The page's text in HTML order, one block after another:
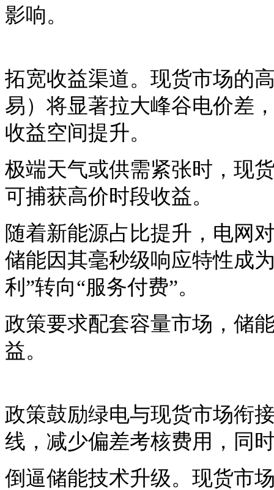
影响。
拓宽收益渠道。现货市场的
易）将显著拉大峰谷电价差
收益空间提升。
极端天气或供需紧张时，现
可捕获高价时段收益。
随着新能源占比提升，电网
储能因其毫秒级响应特性成
利”转向“服务付费”。
政策要求配套容量市场，储
益。
政策鼓励绿电与现货市场衔
线，减少偏差考核费用，同
倒逼储能技术升级。现货市